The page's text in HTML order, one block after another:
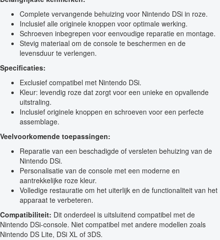
Complete vervangende behuizing voor Nintendo DSi in roze.
Inclusief alle originele knoppen voor optimale werking.
Schroeven inbegrepen voor eenvoudige reparatie en montage.
Stevig materiaal om de console te beschermen en de
levensduur te verlengen.
Specificaties:
Exclusief compatibel met Nintendo DSi.
Kleur: levendig roze dat zorgt voor een unieke en opvallende
uitstraling.
Inclusief originele knoppen en schroeven voor een perfecte
assemblage.
Veelvoorkomende toepassingen:
Reparatie van een beschadigde of versleten behuizing van de
Nintendo DSi.
Personalisatie van de console met een moderne en
aantrekkelijke roze kleur.
Volledige restauratie om het uiterlijk en de functionaliteit van het
apparaat te verbeteren.
Compatibiliteit: Dit onderdeel is uitsluitend compatibel met de
Nintendo DSi-console. Niet compatibel met andere modellen zoals
Nintendo DS Lite, DSi XL of 3DS.